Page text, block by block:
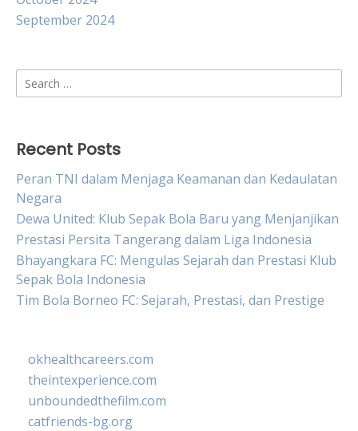
September 2024
Search
for:
Recent Posts
Peran TNI dalam Menjaga Keamanan dan Kedaulatan
Negara
Dewa United: Klub Sepak Bola Baru yang Menjanjikan
Prestasi Persita Tangerang dalam Liga Indonesia
Bhayangkara FC: Mengulas Sejarah dan Prestasi Klub
Sepak Bola Indonesia
Tim Bola Borneo FC: Sejarah, Prestasi, dan Prestige
okhealthcareers.com
theintexperience.com
unboundedthefilm.com
catfriends-bg.org